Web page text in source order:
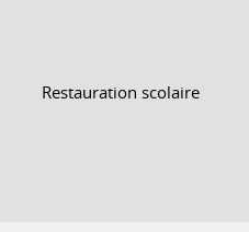
Restauration scolaire